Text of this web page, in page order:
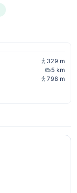
329 m
5 km
798 m